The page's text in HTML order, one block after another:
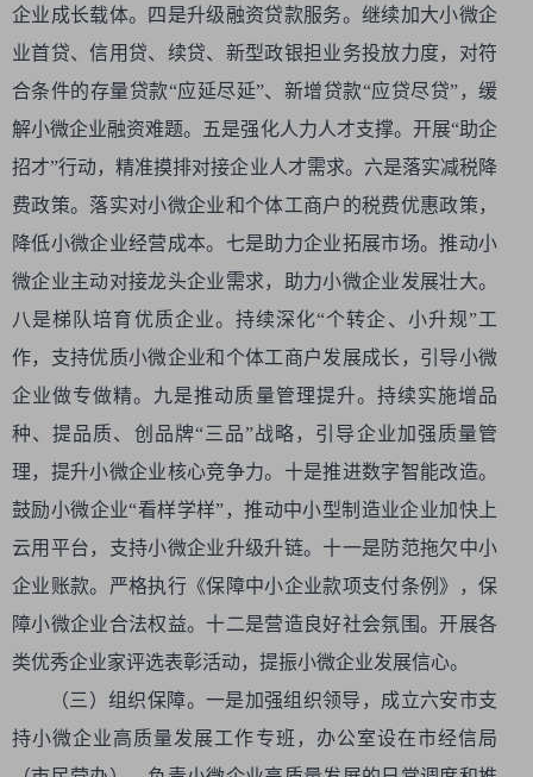
企业成长载体。四是升级融资贷款服务。继续加大小微企
业首贷、信用贷、续贷、新型政银担业务投放力度，对符
合条件的存量贷款“应延尽延”、新增贷款“应贷尽贷”，缓
解小微企业融资难题。五是强化人力人才支撑。开展“助企
招才”行动，精准摸排对接企业人才需求。六是落实减税降
费政策。落实对小微企业和个体工商户的税费优惠政策，
降低小微企业经营成本。七是助力企业拓展市场。推动小
微企业主动对接龙头企业需求，助力小微企业发展壮大。
八是梯队培育优质企业。持续深化“个转企、小升规”工
作，支持优质小微企业和个体工商户发展成长，引导小微
企业做专做精。九是推动质量管理提升。持续实施增品
种、提品质、创品牌“三品”战略，引导企业加强质量管
理，提升小微企业核心竞争力。十是推进数字智能改造。
鼓励小微企业“看样学样”，推动中小型制造业企业加快上
云用平台，支持小微企业升级升链。十一是防范拖欠中小
企业账款。严格执行《保障中小企业款项支付条例》，保
障小微企业合法权益。十二是营造良好社会氛围。开展各
类优秀企业家评选表彰活动，提振小微企业发展信心。
（三）组织保障。一是加强组织领导，成立六安市支
持小微企业高质量发展工作专班，办公室设在市经信局